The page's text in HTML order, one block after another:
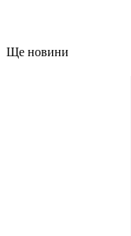
Ще новини